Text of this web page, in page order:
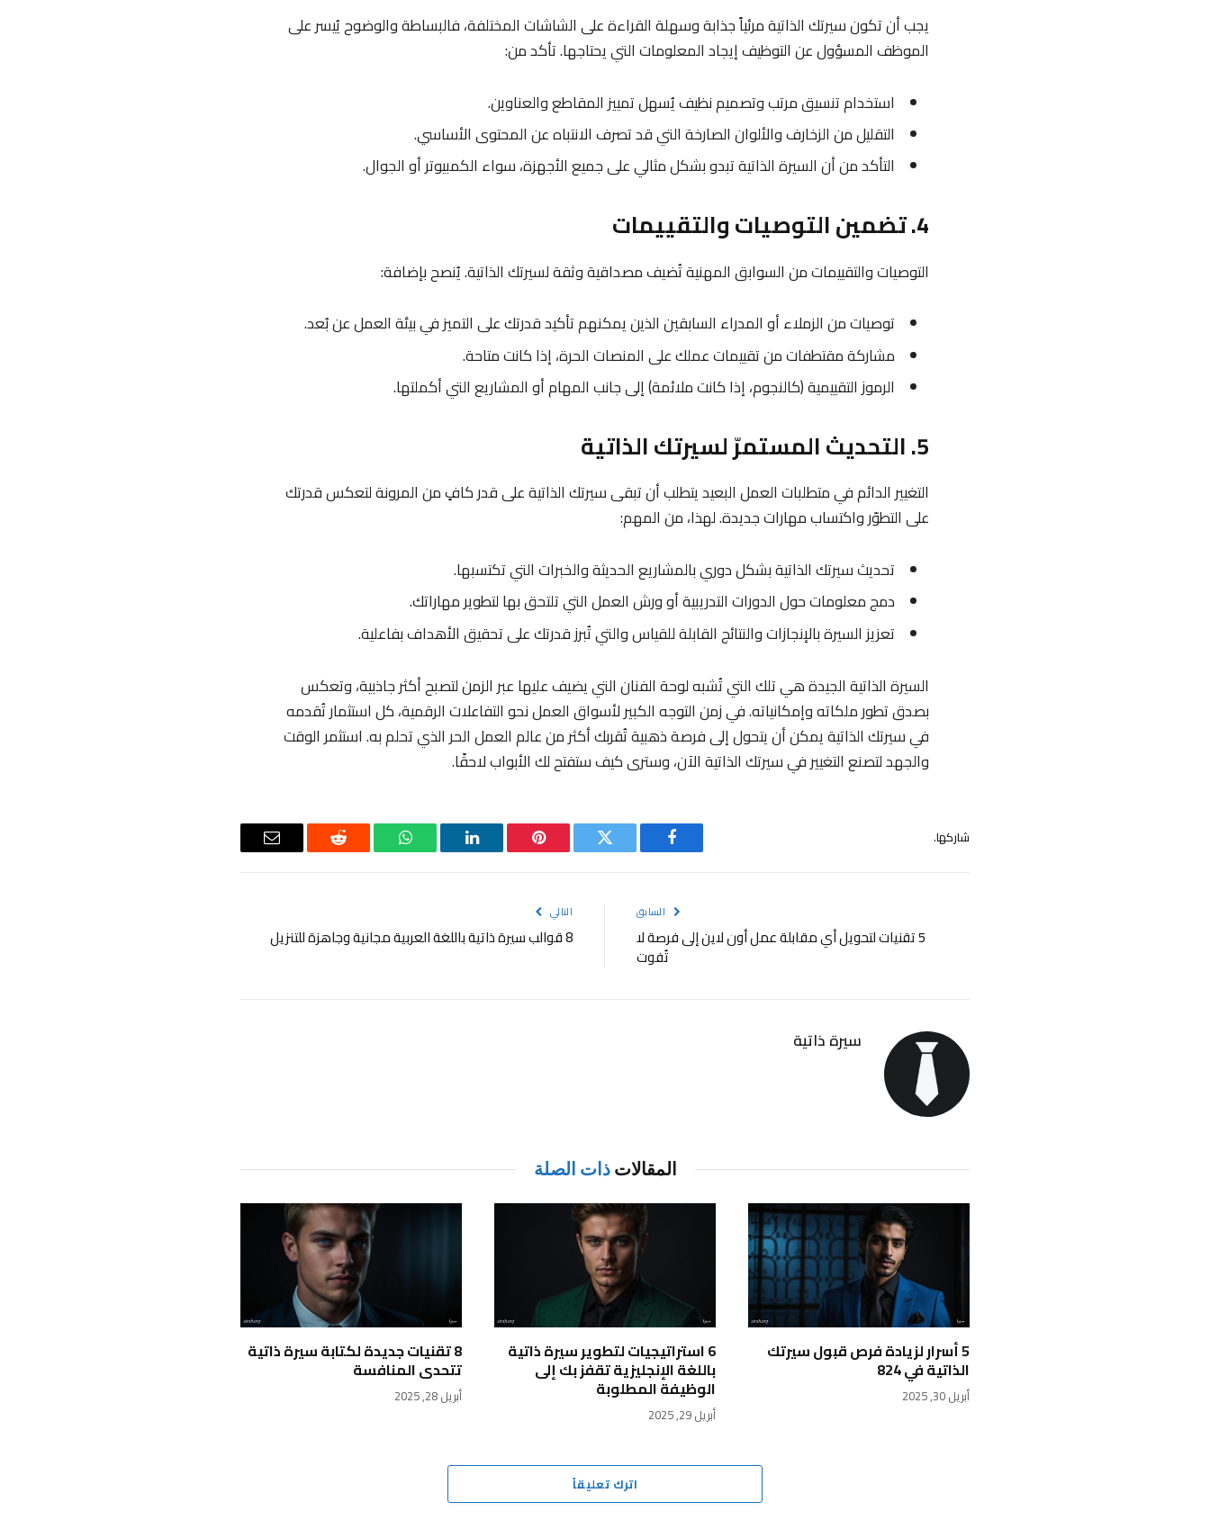
يجب أن تكون سيرتك الذاتية مرئياً جذابة وسهلة القراءة على الشاشات المختلفة، فالبساطة والوضوح يُيسر على
الموظف المسؤول عن التوظيف إيجاد المعلومات التي يحتاجها. تأكد من:
استخدام تنسيق مرتب وتصميم نظيف يُسهل تمييز المقاطع والعناوين.
التقليل من الزخارف والألوان الصارخة التي قد تصرف الانتباه عن المحتوى الأساسي.
التأكد من أن السيرة الذاتية تبدو بشكل مثالي على جميع الأجهزة، سواء الكمبيوتر أو الجوال.
4. تضمين التوصيات والتقييمات
التوصيات والتقييمات من السوابق المهنية تُضيف مصداقية وثقة لسيرتك الذاتية. يُنصح بإضافة:
توصيات من الزملاء أو المدراء السابقين الذين يمكنهم تأكيد قدرتك على التميز في بيئة العمل عن بُعد.
مشاركة مقتطفات من تقييمات عملك على المنصات الحرة، إذا كانت متاحة.
الرموز التقييمية (كالنجوم، إذا كانت ملائمة) إلى جانب المهام أو المشاريع التي أكملتها.
5. التحديث المستمرّ لسيرتك الذاتية
التغيير الدائم في متطلبات العمل البعيد يتطلب أن تبقى سيرتك الذاتية على قدر كافٍ من المرونة لتعكس قدرتك
على التطوّر واكتساب مهارات جديدة. لهذا، من المهم:
تحديث سيرتك الذاتية بشكل دوري بالمشاريع الحديثة والخبرات التي تكتسبها.
دمج معلومات حول الدورات التدريبية أو ورش العمل التي تلتحق بها لتطوير مهاراتك.
تعزيز السيرة بالإنجازات والنتائج القابلة للقياس والتي تُبرز قدرتك على تحقيق الأهداف بفاعلية.
السيرة الذاتية الجيدة هي تلك التي تُشبه لوحة الفنان التي يضيف عليها عبر الزمن لتصبح أكثر جاذبية، وتعكس
بصدق تطور ملكاته وإمكانياته. في زمن التوجه الكبير لأسواق العمل نحو التفاعلات الرقمية، كل استثمار تُقدمه
في سيرتك الذاتية يمكن أن يتحول إلى فرصة ذهبية تُقربك أكثر من عالم العمل الحر الذي تحلم به. استثمر الوقت
والجهد لتصنع التغيير في سيرتك الذاتية الآن، وسترى كيف ستفتح لك الأبواب لاحقًا.
شاركها.
فيسبوك تويتر بينتيريستلينكدإن واتساب رديت
البريد
السابق
5 تقنيات لتحويل أي مقابلة عمل أون لاين إلى فرصة لا
تُفوت
التالي
8 قوالب سيرة ذاتية باللغة العربية مجانية وجاهزة للتنزيل
سيرة ذاتية
المقالاتذات الصلة
5 أسرار لزيادة فرص قبول سيرتك
الذاتية في 824
أبريل 30, 2025
6 استراتيجيات لتطوير سيرة ذاتية
باللغة الإنجليزية تقفز بك إلى
الوظيفة المطلوبة
أبريل 29, 2025
8 تقنيات جديدة لكتابة سيرة ذاتية
تتحدى المنافسة
أبريل 28, 2025
اترك تعليقاً